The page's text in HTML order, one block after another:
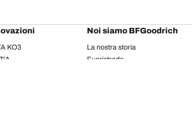
KO3
A
Noi siamo BFGoodrich
La nostra storia
Fuoristrada